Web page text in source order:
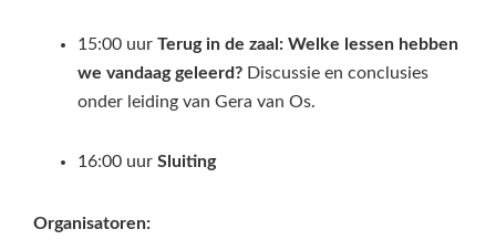
15:00 uur Terug in de zaal: Welke lessen hebben
we vandaag geleerd? Discussie en conclusies
onder leiding van Gera van Os.
16:00 uur Sluiting
Organisatoren: